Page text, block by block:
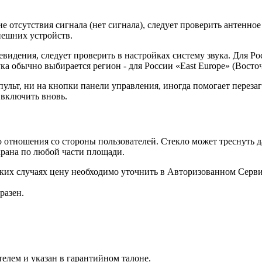
сигнала (нет сигнала), следует проверить
устройств.
следует проверить в настройках систему звука.
обычно выбирается регион - для России «East Europe»
ни на кнопки панели управления, иногда помогает
вновь.
со стороны пользователей. Стекло может треснуть
по любой части площади.
случаях цену необходимо уточнить в Авторизованном
и указан в гарантийном талоне.